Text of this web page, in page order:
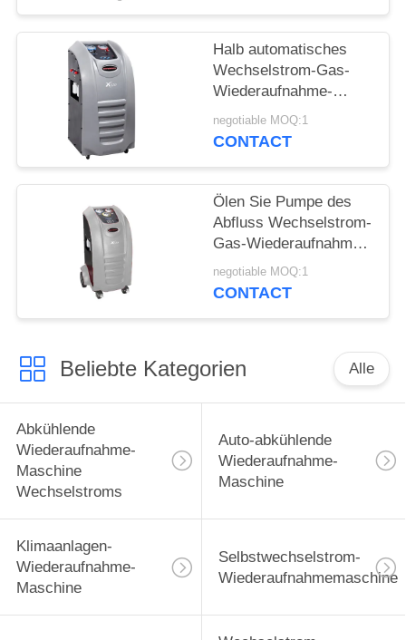
Halb automatisches
Wechselstrom-Gas-
Wiederaufnahme-
Maschinen-Eingangs-
Niveau-Handbuch-
negotiable MOQ:1
CONTACT
Ölen Sie Pumpe des
Abfluss Wechselstrom-
Gas-Wiederaufnahme-
Maschinen-große bunte
LCD-Bildschirm-
negotiable MOQ:1
CONTACT
Beliebte Kategorien Alle
Abkühlende
Wiederaufnahme-
Maschine
Wechselstroms
Auto-abkühlende
Wiederaufnahme-
Maschine
Klimaanlagen-
Wiederaufnahme-
Maschine
Selbstwechselstrom-
Wiederaufnahmemaschine